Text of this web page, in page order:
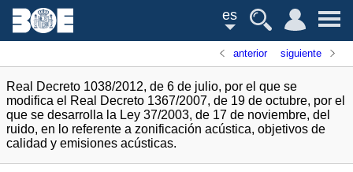
es
anterior siguiente
Real Decreto 1038/2012, de 6 de julio, por el que se
modifica el Real Decreto 1367/2007, de 19 de octubre, por el
que se desarrolla la Ley 37/2003, de 17 de noviembre, del
ruido, en lo referente a zonificación acústica, objetivos de
calidad y emisiones acústicas.